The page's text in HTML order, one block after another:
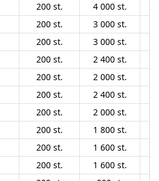
200 st.
4 000 st.
200 st.
3 000 st.
200 st.
3 000 st.
200 st.
2 400 st.
200 st.
2 000 st.
200 st.
2 400 st.
200 st.
2 000 st.
200 st.
1 800 st.
200 st.
1 600 st.
200 st.
1 600 st.